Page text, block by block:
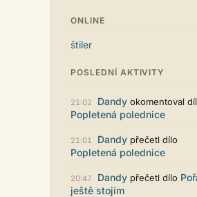
Už i počet přečtení jde vidět,
reklama co zasahovala do
myslím také už v pořádku,
Líbí se mi tmavá varianta
vzhledu. Na některých
jsou sice mezi prvky příliš velké
určitě to půjde upravit místním
stylem... Celkově je styl dobře
puero 29.07. 11:53
ONLINE
štiler
POSLEDNÍ AKTIVITY
21:02 Dandy okomentoval
Popletená polednice
21:01 Dandy přečetl dílo
Popletená polednice
20:47 Dandy přečetl dílo
ještě stojím